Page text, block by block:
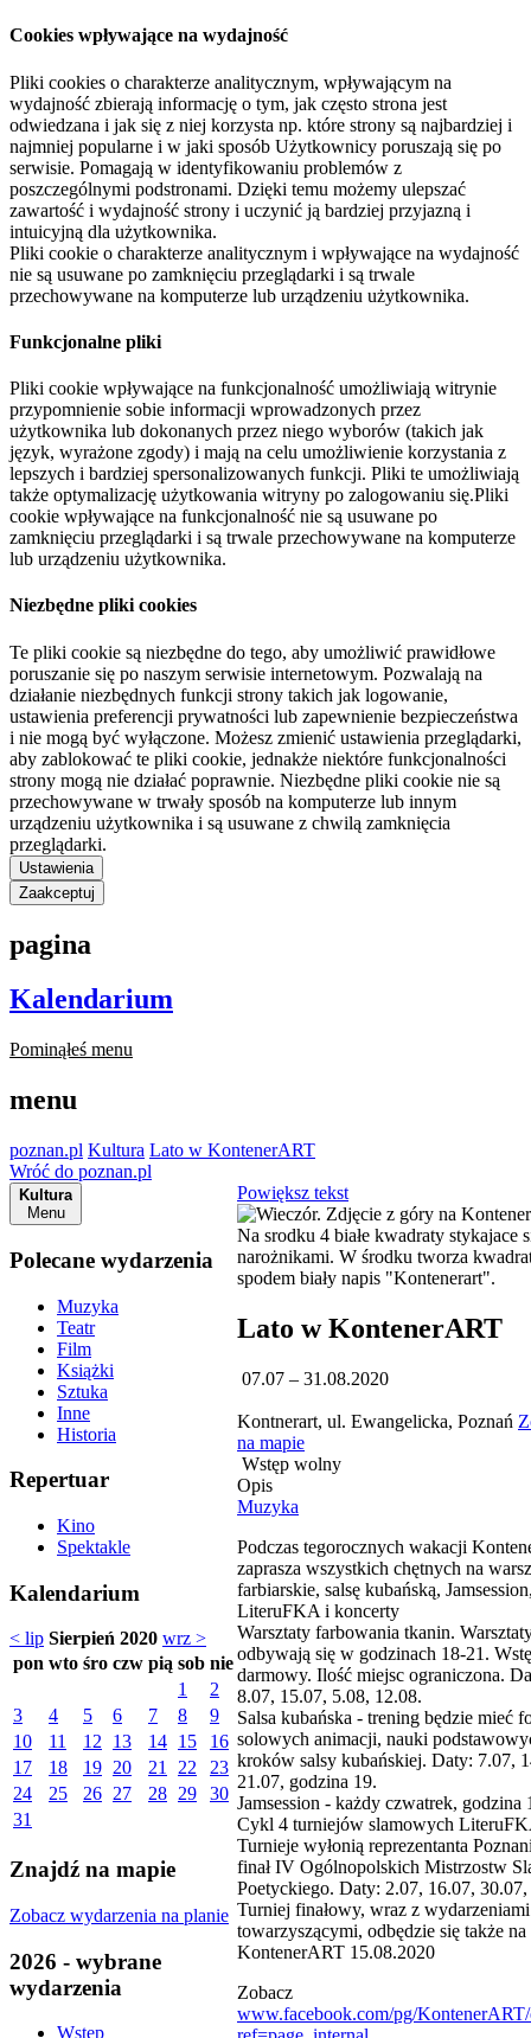
Cookies wpływające na wydajność
Pliki cookies o charakterze analitycznym, wpływającym na
wydajność zbierają informację o tym, jak często strona jest
odwiedzana i jak się z niej korzysta np. które strony są najbardziej i
najmniej popularne i w jaki sposób Użytkownicy poruszają się po
serwisie. Pomagają w identyfikowaniu problemów z
poszczególnymi podstronami. Dzięki temu możemy ulepszać
zawartość i wydajność strony i uczynić ją bardziej przyjazną i
intuicyjną dla użytkownika.
Pliki cookie o charakterze analitycznym i wpływające na wydajność
nie są usuwane po zamknięciu przeglądarki i są trwale
przechowywane na komputerze lub urządzeniu użytkownika.
Funkcjonalne pliki
Pliki cookie wpływające na funkcjonalność umożliwiają witrynie
przypomnienie sobie informacji wprowadzonych przez
użytkownika lub dokonanych przez niego wyborów (takich jak
język, wyrażone zgody) i mają na celu umożliwienie korzystania z
lepszych i bardziej spersonalizowanych funkcji. Pliki te umożliwiają
także optymalizację użytkowania witryny po zalogowaniu się.Pliki
cookie wpływające na funkcjonalność nie są usuwane po
zamknięciu przeglądarki i są trwale przechowywane na komputerze
lub urządzeniu użytkownika.
Niezbędne pliki cookies
Te pliki cookie są niezbędne do tego, aby umożliwić prawidłowe
poruszanie się po naszym serwisie internetowym. Pozwalają na
działanie niezbędnych funkcji strony takich jak logowanie,
ustawienia preferencji prywatności lub zapewnienie bezpieczeństwa
i nie mogą być wyłączone. Możesz zmienić ustawienia przeglądarki,
aby zablokować te pliki cookie, jednakże niektóre funkcjonalności
strony mogą nie działać poprawnie. Niezbędne pliki cookie nie są
przechowywane w trwały sposób na komputerze lub innym
urządzeniu użytkownika i są usuwane z chwilą zamknięcia
przeglądarki.
Ustawienia
Zaakceptuj
pagina
Kalendarium
Pominąłeś menu
menu
poznan.pl Kultura Lato w KontenerART
Wróć do poznan.pl
Kultura
Menu
Polecane wydarzenia
Muzyka
Teatr
Film
Książki
Sztuka
Inne
Historia
Repertuar
Kino
Spektakle
Kalendarium
< lip Sierpień 2020 wrz >
pon wto śro czw pią sob nie
1
2
3
4 5 6 7 8
9
10
11 12 13 14 15
16
17
18 19 20 21 22
23
24
25 26 27 28 29
30
31
Znajdź na mapie
Zobacz wydarzenia na planie
2026 - wybrane
wydarzenia
Wstęp
Powiększ tekst
Lato w KontenerART
07.07 – 31.08.2020
Kontnerart, ul. Ewangelicka, Poznań
na mapie
Wstęp wolny
Opis
Muzyka
Podczas tegorocznych wakacji
zaprasza wszystkich chętnych na
farbiarskie, salsę kubańską,
LiteruFKA i koncerty
Warsztaty farbowania tkanin.
odbywają się w godzinach 18-21.
darmowy. Ilość miejsc ograniczona.
8.07, 15.07, 5.08, 12.08.
Salsa kubańska - trening będzie mieć
solowych animacji, nauki
kroków salsy kubańskiej. Daty: 7.07,
21.07, godzina 19.
Jamsession - każdy czwatrek, godzina
Cykl 4 turniejów slamowych
Turnieje wyłonią reprezentanta
finał IV Ogólnopolskich Mistrzostw
Poetyckiego. Daty: 2.07, 16.07,
Turniej finałowy, wraz z wydarzeniami
towarzyszącymi, odbędzie się także na
KontenerART 15.08.2020
Zobacz
www.facebook.com/pg/KontenerART/